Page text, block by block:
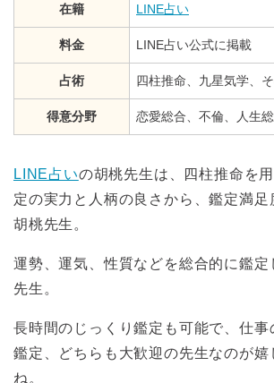
在籍 LINE占い
料金 LINE占い公式に掲載
占術 四柱推命、九星気学、
得意分野 恋愛総合、不倫、人生
LINE占いの胡桃先生は、四柱推命を
定の実力と人柄の良さから、鑑定満足
胡桃先生。
運勢、運気、性質などを総合的に鑑定
先生。
長時間のじっくり鑑定も可能で、仕事
鑑定、どちらも大歓迎の先生なのが嬉
ね。